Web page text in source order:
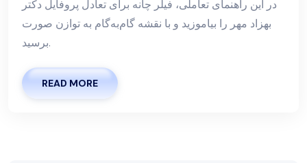
در این راهنمای تعاملی، فیلر چانه برای تعادل پروفایل دکتر
بهزاد مهر را بیاموزید و با نقشه گام‌به‌گام به توازن صورت
برسید.
READ MORE